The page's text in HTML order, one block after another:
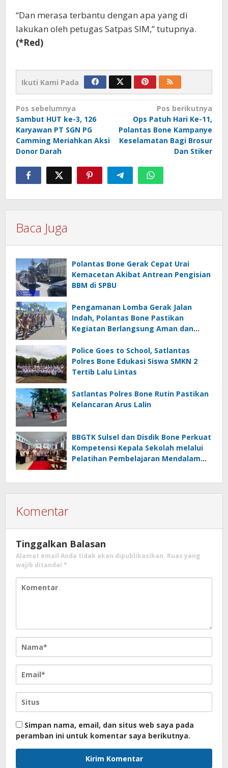
“Dan merasa terbantu dengan apa yang di
lakukan oleh petugas Satpas SIM,” tutupnya.
(*Red)
Ikuti Kami Pada
Navigasi
pos
Pos sebelumnya
Sambut HUT ke-3, 126
Karyawan PT SGN PG
Camming Meriahkan Aksi
Donor Darah
Pos berikutnya
Ops Patuh Hari Ke-11,
Polantas Bone Kampanye
Keselamatan Bagi Brosur
Dan Stiker
Baca Juga
Polantas Bone Gerak Cepat Urai
Kemacetan Akibat Antrean Pengisian
BBM di SPBU
Pengamanan Lomba Gerak Jalan
Indah, Polantas Bone Pastikan
Kegiatan Berlangsung Aman dan
Police Goes to School, Satlantas
Polres Bone Edukasi Siswa SMKN 2
Tertib Lalu Lintas
Satlantas Polres Bone Rutin Pastikan
Kelancaran Arus Lalin
BBGTK Sulsel dan Disdik Bone Perkuat
Kompetensi Kepala Sekolah melalui
Pelatihan Pembelajaran Mendalam
Komentar
Tinggalkan Balasan
Alamat email Anda tidak akan dipublikasikan. Ruas yang
wajib ditandai *
Simpan nama, email, dan situs web saya pada
peramban ini untuk komentar saya berikutnya.